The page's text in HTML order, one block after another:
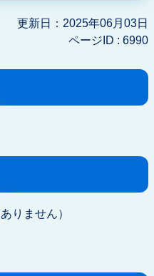
更新日：2025年06月03日
ページID : 6990
りません）